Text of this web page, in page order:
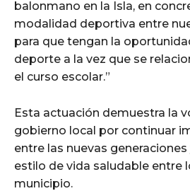
balonmano en la Isla, en
modalidad deportiva entre
para que tengan la
deporte a la vez que se
el curso escolar.”
Esta actuación demuestra la
gobierno local por continuar
entre las nuevas
estilo de vida saludable entre
municipio.